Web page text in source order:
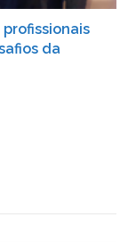
profissionais
da